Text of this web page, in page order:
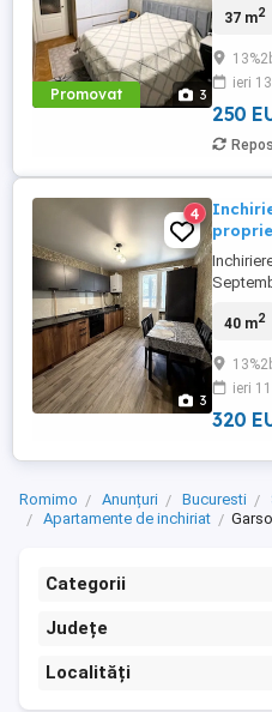
Promovat 3
Pentru
sunați la
37 m2
ieri
250
3
4
foarte
40 m2
ieri
320
Romimo Anunțuri Bucuresti
Apartamente de inchiriat
Categorii
Județe
Localități